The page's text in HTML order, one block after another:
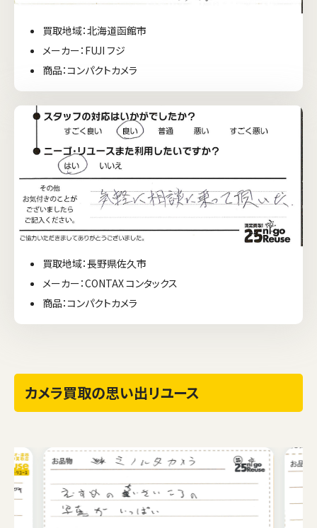
買取地域：北海道函館市
メーカー：FUJI フジ
商品：コンパクトカメラ
買取地域：長野県佐久市
メーカー：CONTAX コンタックス
商品：コンパクトカメラ
カメラ買取の思い出リユース